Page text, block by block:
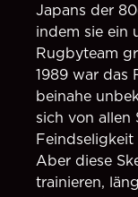
Japans der
indem sie ein
Rugbyteam
1989 war das
beinahe
sich von allen
Aber diese
trainieren,